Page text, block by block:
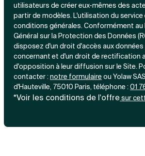
utilisateurs de créer eux-mêmes des
partir de modèles. L'utilisation du
conditions générales. Conformément au
Général sur la Protection des Données
disposez d'un droit d'accès aux
concernant et d'un droit de rectification
d'opposition à leur diffusion sur le Site.
contacter : notre formulaireou Yolaw
d'Hauteville, 75010 Paris, téléphone : 01
*Voir les conditions de l'offresur